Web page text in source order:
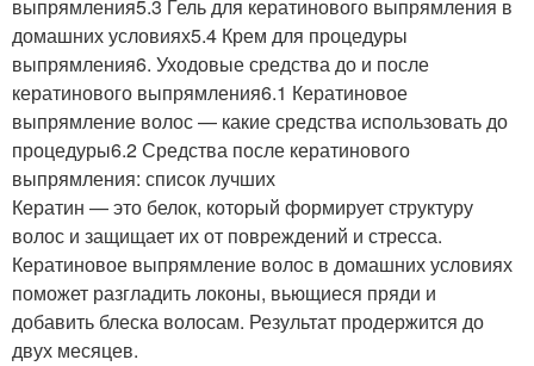
выпрямления5.3 Гель для кератинового выпрямления в
домашних условиях5.4 Крем для процедуры
выпрямления6. Уходовые средства до и после
кератинового выпрямления6.1 Кератиновое
выпрямление волос — какие средства использовать до
процедуры6.2 Средства после кератинового
выпрямления: список лучших
Кератин — это белок, который формирует структуру
волос и защищает их от повреждений и стресса.
Кератиновое выпрямление волос в домашних условиях
поможет разгладить локоны, вьющиеся пряди и
добавить блеска волосам. Результат продержится до
двух месяцев.